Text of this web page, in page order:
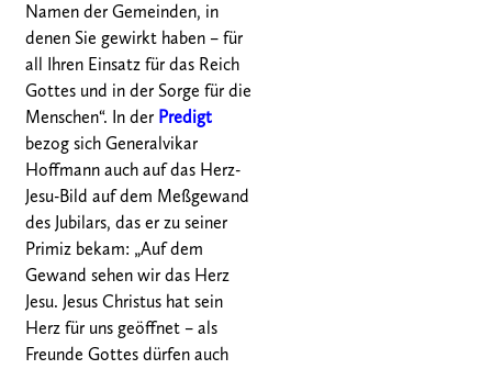
Namen der Gemeinden, in
denen Sie gewirkt haben – für
all Ihren Einsatz für das Reich
Gottes und in der Sorge für die
Menschen“. In der Predigt
bezog sich Generalvikar
Hoffmann auch auf das Herz-
Jesu-Bild auf dem Meßgewand
des Jubilars, das er zu seiner
Primiz bekam: „Auf dem
Gewand sehen wir das Herz
Jesu. Jesus Christus hat sein
Herz für uns geöffnet – als
Freunde Gottes dürfen auch